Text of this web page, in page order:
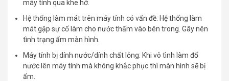
máy tính qua khe hở.
Hệ thống làm mát trên máy tính có vấn đề: Hệ thống làm
mát gặp sự cố làm cho nước thấm vào bên trong. Gây nên
tình trạng ẩm màn hình.
Máy tính bị dính nước/dính chất lỏng: Khi vô tình làm đổ
nước lên máy tính mà không khắc phục thì màn hình sẽ bị
ẩm.